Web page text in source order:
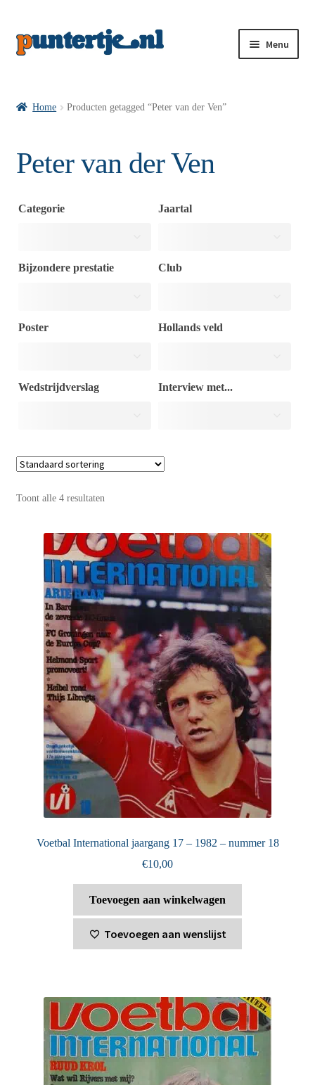
Menu
Home Producten getagged “Peter van der Ven”
Peter van der Ven
Categorie Jaartal
Bijzondere prestatie Club
Poster Hollands veld
Wedstrijdverslag Interview met...
Toont alle 4 resultaten
Voetbal International jaargang 17 – 1982 – nummer 18
€10,00
Toevoegen aan winkelwagen
Toevoegen aan wenslijst